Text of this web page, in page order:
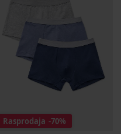
Rasprodaja -70%